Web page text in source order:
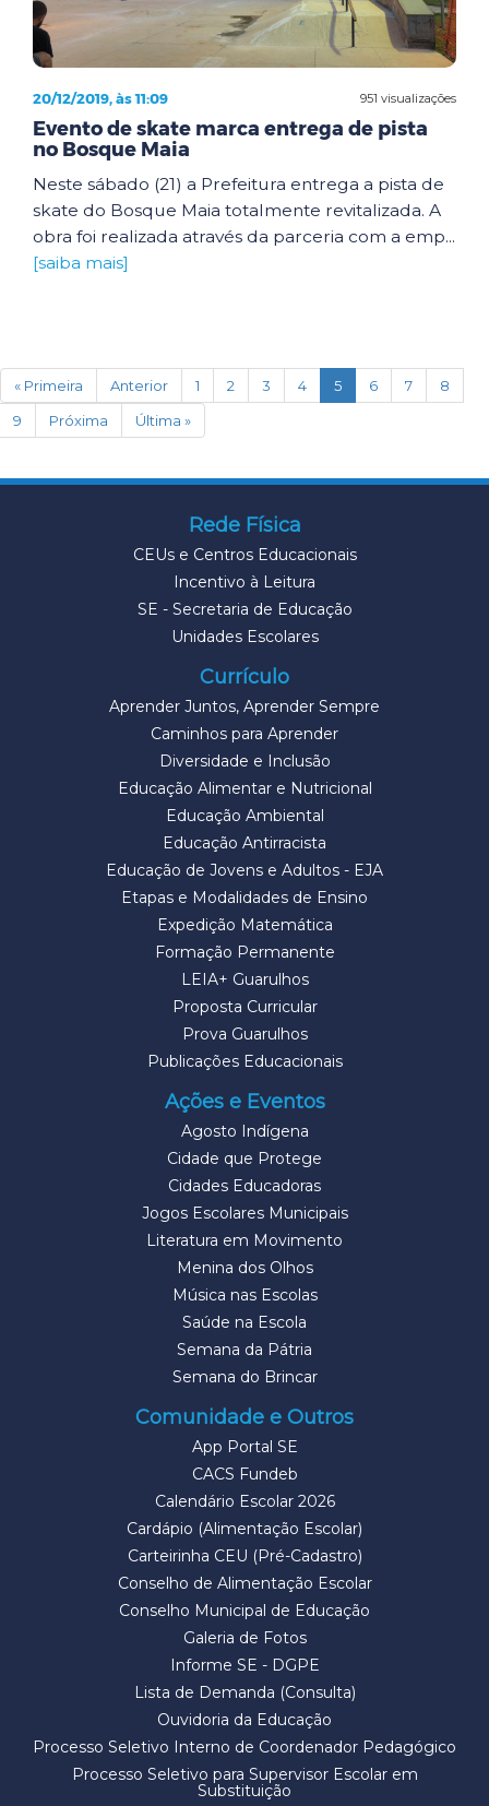
951 visualizações
20/12/2019, às 11:09
Evento de skate marca entrega de pista
no Bosque Maia
Neste sábado (21) a Prefeitura entrega a pista de
skate do Bosque Maia totalmente revitalizada. A
obra foi realizada através da parceria com a emp...
[saiba mais]
« Primeira Anterior 1 2 3 4 5(current)
6 7
8
9
Próxima Última »
Rede Física
CEUs e Centros Educacionais
Incentivo à Leitura
SE - Secretaria de Educação
Unidades Escolares
Currículo
Aprender Juntos, Aprender Sempre
Caminhos para Aprender
Diversidade e Inclusão
Educação Alimentar e Nutricional
Educação Ambiental
Educação Antirracista
Educação de Jovens e Adultos - EJA
Etapas e Modalidades de Ensino
Expedição Matemática
Formação Permanente
LEIA+ Guarulhos
Proposta Curricular
Prova Guarulhos
Publicações Educacionais
Ações e Eventos
Agosto Indígena
Cidade que Protege
Cidades Educadoras
Jogos Escolares Municipais
Literatura em Movimento
Menina dos Olhos
Música nas Escolas
Saúde na Escola
Semana da Pátria
Semana do Brincar
Comunidade e Outros
App Portal SE
CACS Fundeb
Calendário Escolar 2026
Cardápio (Alimentação Escolar)
Carteirinha CEU (Pré-Cadastro)
Conselho de Alimentação Escolar
Conselho Municipal de Educação
Galeria de Fotos
Informe SE - DGPE
Lista de Demanda (Consulta)
Ouvidoria da Educação
Processo Seletivo Interno de Coordenador Pedagógico
Processo Seletivo para Supervisor Escolar em
Substituição